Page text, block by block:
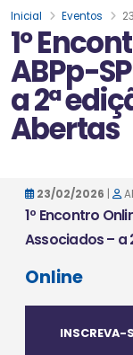
1º
ABPp-
a 2ª
Abertas
Inicial Eventos
23/02/2026
1º Encontro
Associados – a
Online
INSCREVA-